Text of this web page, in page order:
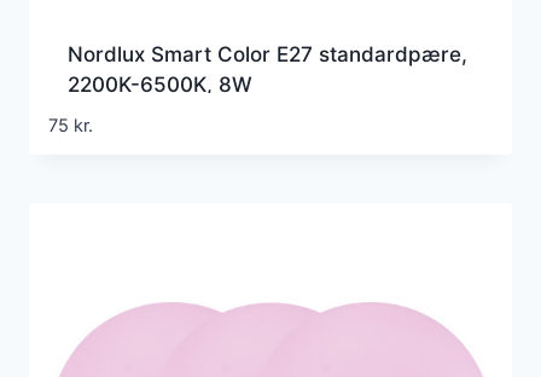
Nordlux Smart Color E27 standardpære,
2200K-6500K, 8W
75 kr.